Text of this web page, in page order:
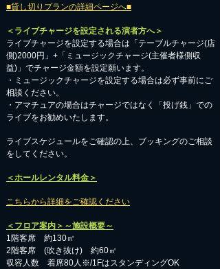
■貸し切りプランの詳細ページへ■
＜ライブチャージを設定される演者方へ＞
ライブチャージを設定する場合は「テーブルチャージ(店
側)2000円」+「ミュージックチャージ(主催者様側収
益)」でチャージ金額を設定願います。
・ミュージックチャージを設定する場合は必ず事前にご
相談ください。
​・アマチュアの場合はチャージではなく「投げ銭」での
ライブをお勧めいたします。
​ライブスケジュールをご確認の上、ブッキングのご相談
をしてください。
＜ホールレンタル料金＞
こちらから詳細をご確認ください
＜フロア案内＞～施設概要～
1階客席 約130㎡
2階客席 (吹き抜け) 約60㎡
収容人数 着席80人※/1FはスタンディングOK